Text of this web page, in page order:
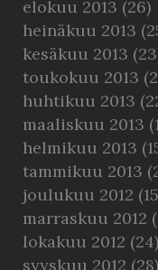
elokuu 2013 (26)
heinäkuu 2013
kesäkuu 2013
toukokuu 2013
huhtikuu 2013
maaliskuu 2013
helmikuu 2013
tammikuu 2013
joulukuu 2012
marraskuu 2012
lokakuu 2012 (24)
syyskuu 2012 (28)